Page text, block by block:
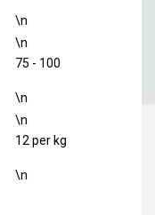
\n
\n
75 - 100
\n
\n
12 per kg
\n